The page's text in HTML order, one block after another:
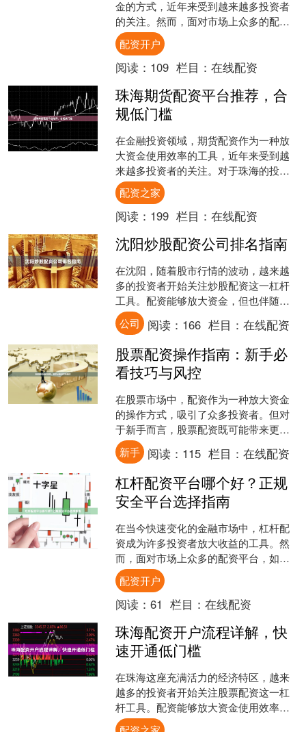
金的方式，近年来受到越来越多投资者
的关注。然而，面对市场上众多的配资
公司，如何选择一家安全、正规、服务
优质的机构配资开户，成为....
配资开户
阅读： 109 栏目： 在线配资
珠海期货配资平台推荐，合
规低门槛
在金融投资领域，期货配资作为一种放
大资金使用效率的工具，近年来受到越
来越多投资者的关注。对于珠海的投资
者而言，选择一家合规、安全且门槛低
的期货配资平台配资之家，....
配资之家
阅读： 199 栏目： 在线配资
沈阳炒股配资公司排名指南
在沈阳，随着股市行情的波动，越来越
多的投资者开始关注炒股配资这一杠杆
工具。配资能够放大资金，但也伴随着
更高的风险。面对市场上众多的配资公
司，投资者往往感到眼花缭....
公司 阅读： 166 栏目：在线配资
股票配资操作指南：新手必
看技巧与风控
在股票市场中，配资作为一种放大资金
的操作方式，吸引了众多投资者。但对
于新手而言，股票配资既可能带来更高
收益，也伴随着更大的风险。本文将为
你提供一份实用的股票配资....
新手 阅读： 115 栏目：在线配资
杠杆配资平台哪个好？正规
安全平台选择指南
在当今快速变化的金融市场中，杠杆配
资成为许多投资者放大收益的工具。然
而，面对市场上众多的配资平台，如何
选择一个正规、安全的平台成为投资者
面临的首要问题。本文将为....
配资开户
阅读： 61 栏目： 在线配资
珠海配资开户流程详解，快
速开通低门槛
在珠海这座充满活力的经济特区，越来
越多的投资者开始关注股票配资这一杠
杆工具。配资能够放大资金使用效率，
但许多新手对其开户流程和门槛存在疑